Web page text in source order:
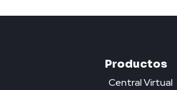
Productos
Central Virtual